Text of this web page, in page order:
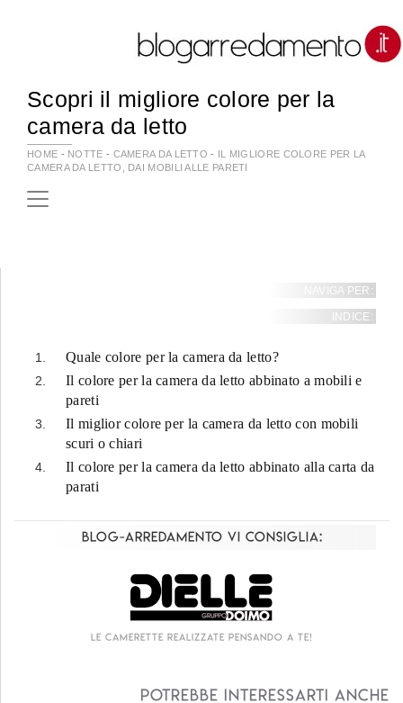
Scopri il migliore colore per la
camera da letto
HOME - NOTTE - CAMERA DA LETTO - IL MIGLIORE COLORE PER LA
CAMERA DA LETTO, DAI MOBILI ALLE PARETI
NAVIGA PER:
INDICE:
Quale colore per la camera da letto?
Il colore per la camera da letto abbinato a mobili e
pareti
Il miglior colore per la camera da letto con mobili
scuri o chiari
Il colore per la camera da letto abbinato alla carta da
parati
Blog-Arredamento vi consiglia:
realizzate pensando a te!
Potrebbe interessarti anche